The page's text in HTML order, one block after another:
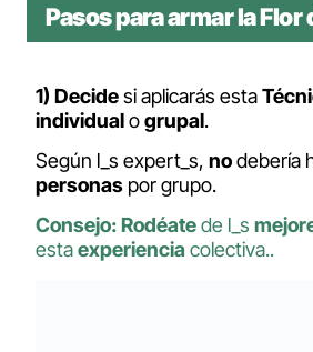
Pasos para armar la Flor
1) Decidesi aplicarás esta
individualogrupal.
Según l_s expert_s, nodebería
personas por grupo.
Consejo: Rodéatede l_s
estaexperienciacolectiva..